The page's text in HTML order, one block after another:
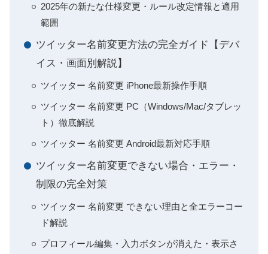
2025年の新たな仕様変更・ルール改定情報と適用
範囲
ツイッター名前変更方法の完全ガイド【デバ
イス・画面別解説】
ツイッター 名前変更 iPhone最新操作手順
ツイッター 名前変更 PC（Windows/Mac/タブレッ
ト）徹底解説
ツイッター 名前変更 Android最新対応手順
ツイッター名前変更できない場合・エラー・
制限の完全対策
ツイッター 名前変更 できない理由と全エラーコー
ド解説
プロフィール編集・入力ボタンが消えた・表示さ